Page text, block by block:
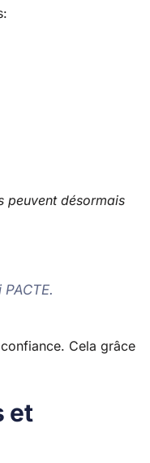
peuvent désormais
Cela grâce
et